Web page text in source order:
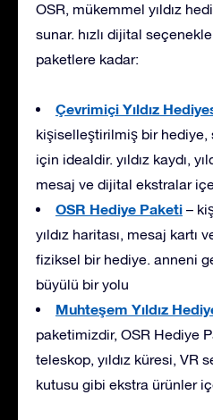
OSR, mükemmel yıldız
sunar. hızlı dijital
paketlere kadar:
Çevrimiçi Yıldız
kişiselleştirilmiş bir hediye,
için idealdir. yıldız kaydı,
mesaj ve dijital ekstralar
OSR Hediye Paketi –
yıldız haritası, mesaj kartı
fiziksel bir hediye. anneni
büyülü bir yolu
Muhteşem Yıldız
paketimizdir, OSR Hediye
teleskop, yıldız küresi, VR
kutusu gibi ekstra ürünler